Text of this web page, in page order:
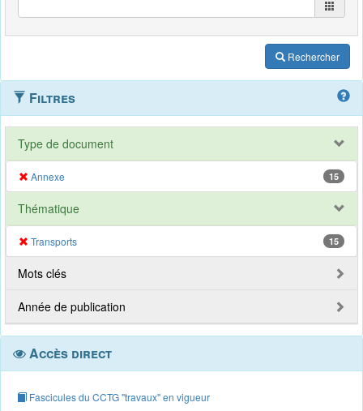
Rechercher
Filtres
Type de document
Annexe 15
Thématique
Transports 15
Mots clés
Année de publication
Accès direct
Fascicules du CCTG "travaux" en vigueur